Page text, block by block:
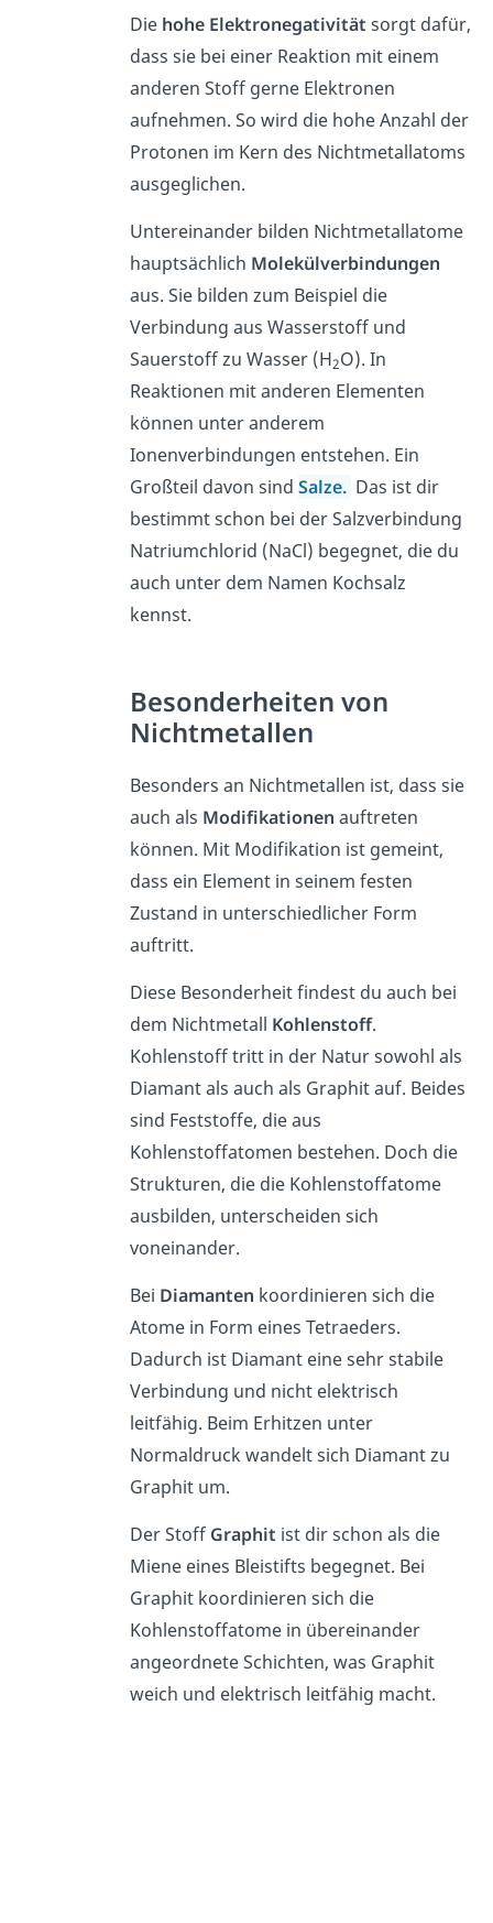
Die hohe Elektronegativität sorgt dafür,
dass sie bei einer Reaktion mit einem
anderen Stoff gerne Elektronen
aufnehmen. So wird die hohe Anzahl der
Protonen im Kern des Nichtmetallatoms
ausgeglichen.
Untereinander bilden Nichtmetallatome
hauptsächlich Molekülverbindungen
aus. Sie bilden zum Beispiel die
Verbindung aus Wasserstoff und
Sauerstoff zu Wasser (H2O). In
Reaktionen mit anderen Elementen
können unter anderem
Ionenverbindungen entstehen. Ein
Großteil davon sind Salze. Das ist dir
bestimmt schon bei der Salzverbindung
Natriumchlorid (NaCl) begegnet, die du
auch unter dem Namen Kochsalz
kennst.
Besonderheiten von
Nichtmetallen
Besonders an Nichtmetallen ist, dass sie
auch als Modifikationen auftreten
können. Mit Modifikation ist gemeint,
dass ein Element in seinem festen
Zustand in unterschiedlicher Form
auftritt.
Diese Besonderheit findest du auch bei
dem Nichtmetall Kohlenstoff.
Kohlenstoff tritt in der Natur sowohl als
Diamant als auch als Graphit auf. Beides
sind Feststoffe, die aus
Kohlenstoffatomen bestehen. Doch die
Strukturen, die die Kohlenstoffatome
ausbilden, unterscheiden sich
voneinander.
Bei Diamanten koordinieren sich die
Atome in Form eines Tetraeders.
Dadurch ist Diamant eine sehr stabile
Verbindung und nicht elektrisch
leitfähig. Beim Erhitzen unter
Normaldruck wandelt sich Diamant zu
Graphit um.
Der Stoff Graphit ist dir schon als die
Miene eines Bleistifts begegnet. Bei
Graphit koordinieren sich die
Kohlenstoffatome in übereinander
angeordnete Schichten, was Graphit
weich und elektrisch leitfähig macht.